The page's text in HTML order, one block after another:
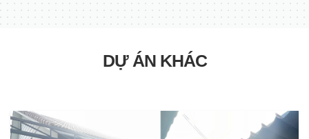
DỰ ÁN KHÁC